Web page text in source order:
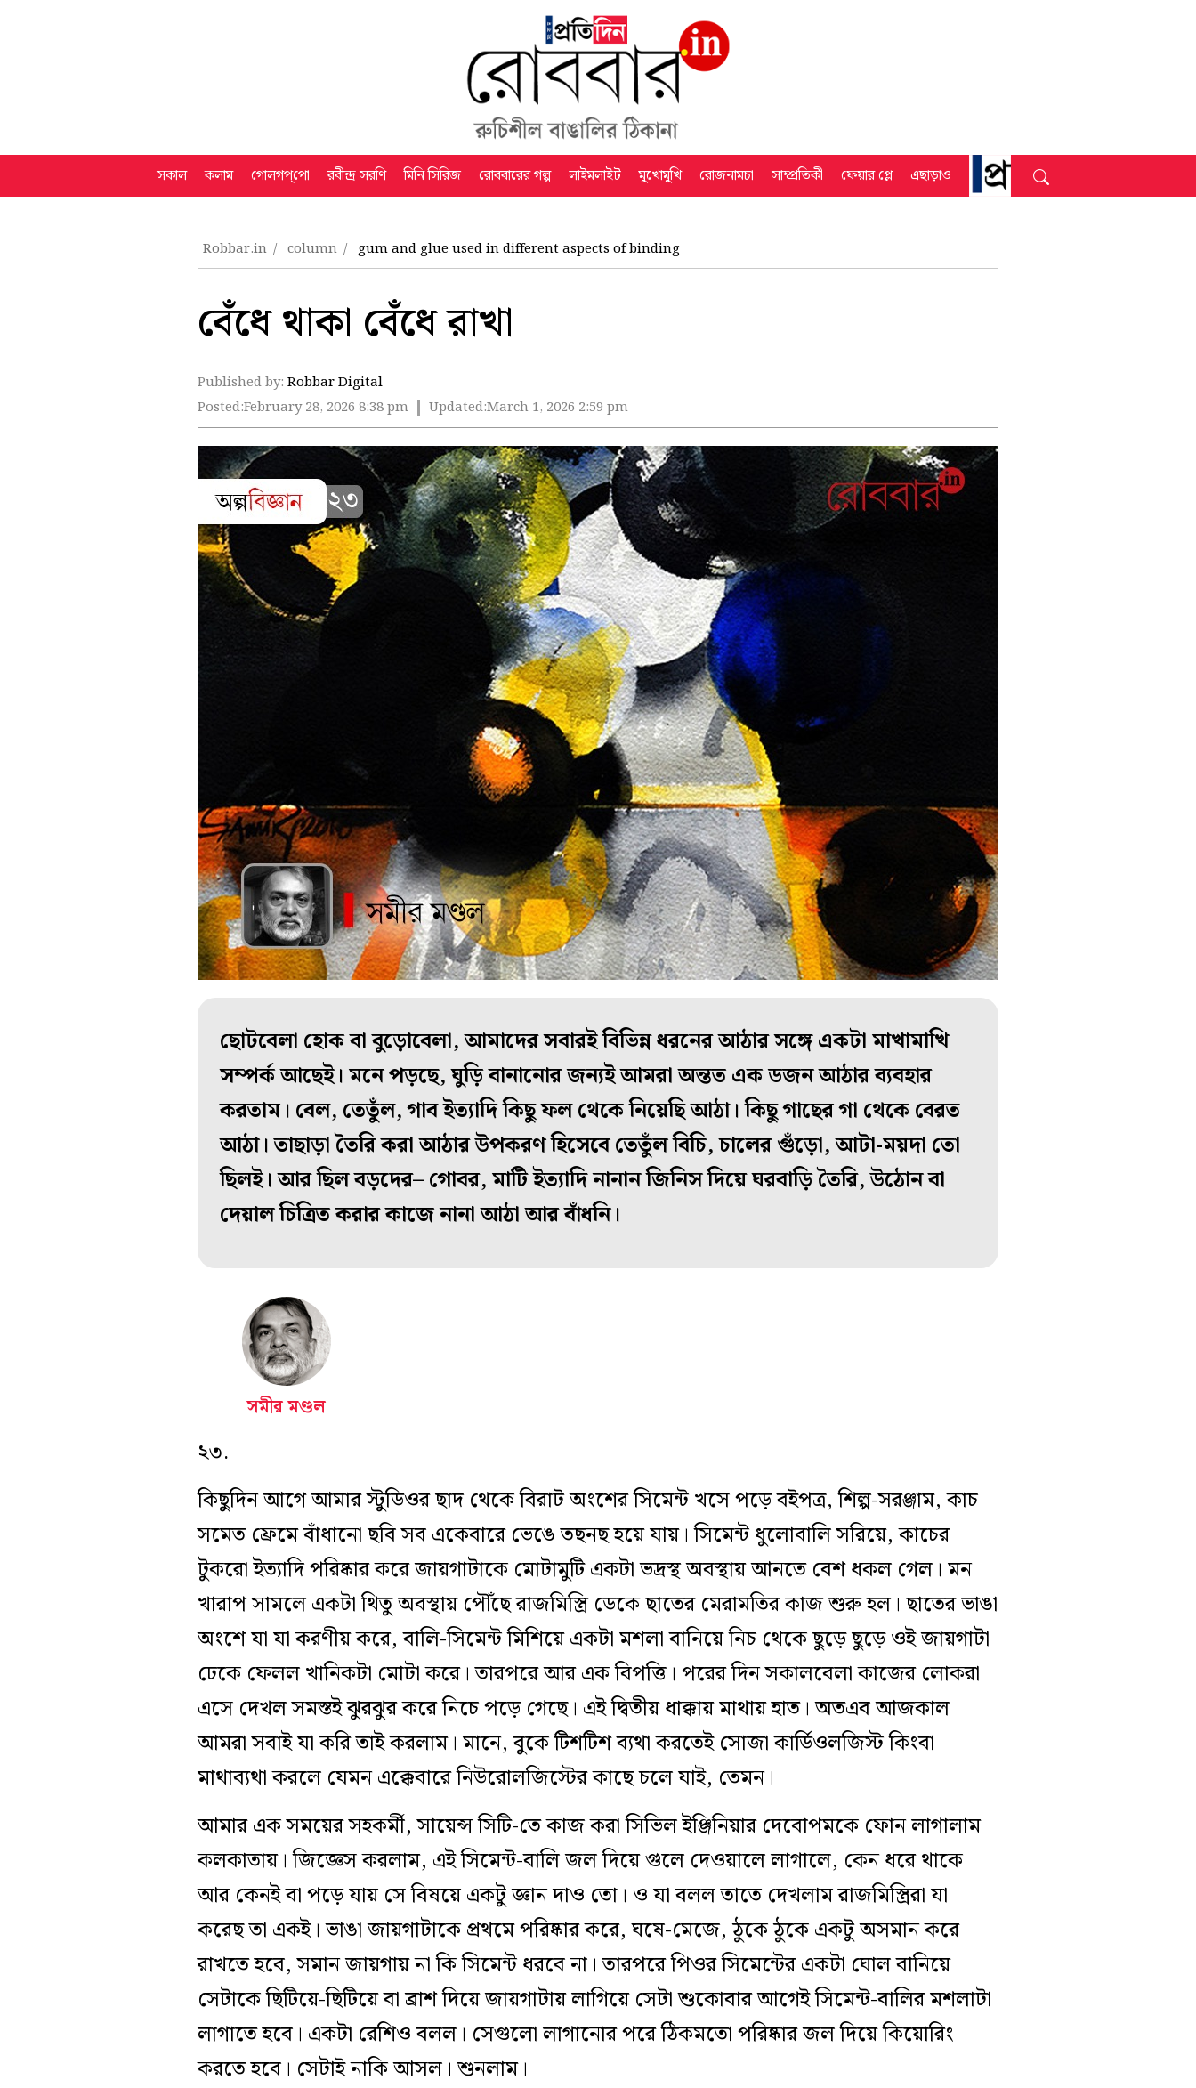
সকাল কলাম গোলগপ্‌পো রবীন্দ্র সরণি মিনি সিরিজ রোববারের গল্প লাইমলাইট মুখোমুখি রোজনামচা সাম্প্রতিকী ফেয়ার প্লে এছাড়াও
Robbar.in column gum and glue used in different aspects of binding
বেঁধে থাকা বেঁধে রাখা
Published by: Robbar Digital
Posted:February 28, 2026 8:38 pm Updated:March 1, 2026 2:59 pm
ছোটবেলা হোক বা বুড়োবেলা, আমাদের সবারই বিভিন্ন ধরনের আঠার সঙ্গে একটা মাখামাখি
সম্পর্ক আছেই। মনে পড়ছে, ঘুড়ি বানানোর জন্যই আমরা অন্তত এক ডজন আঠার ব্যবহার
করতাম। বেল, তেতুঁল, গাব ইত্যাদি কিছু ফল থেকে নিয়েছি আঠা। কিছু গাছের গা থেকে বেরত
আঠা। তাছাড়া তৈরি করা আঠার উপকরণ হিসেবে তেতুঁল বিচি, চালের গুঁড়ো, আটা-ময়দা তো
ছিলই। আর ছিল বড়দের– গোবর, মাটি ইত্যাদি নানান জিনিস দিয়ে ঘরবাড়ি তৈরি, উঠোন বা
দেয়াল চিত্রিত করার কাজে নানা আঠা আর বাঁধনি।
সমীর মণ্ডল
২৩.
কিছুদিন আগে আমার স্টুডিওর ছাদ থেকে বিরাট অংশের সিমেন্ট খসে পড়ে বইপত্র, শিল্প-সরঞ্জাম, কাচ
সমেত ফ্রেমে বাঁধানো ছবি সব একেবারে ভেঙে তছনছ হয়ে যায়। সিমেন্ট ধুলোবালি সরিয়ে, কাচের
টুকরো ইত্যাদি পরিষ্কার করে জায়গাটাকে মোটামুটি একটা ভদ্রস্থ অবস্থায় আনতে বেশ ধকল গেল। মন
খারাপ সামলে একটা থিতু অবস্থায় পৌঁছে রাজমিস্ত্রি ডেকে ছাতের মেরামতির কাজ শুরু হল। ছাতের ভাঙা
অংশে যা যা করণীয় করে, বালি-সিমেন্ট মিশিয়ে একটা মশলা বানিয়ে নিচ থেকে ছুড়ে ছুড়ে ওই জায়গাটা
ঢেকে ফেলল খানিকটা মোটা করে। তারপরে আর এক বিপত্তি। পরের দিন সকালবেলা কাজের লোকরা
এসে দেখল সমস্তই ঝুরঝুর করে নিচে পড়ে গেছে। এই দ্বিতীয় ধাক্কায় মাথায় হাত। অতএব আজকাল
আমরা সবাই যা করি তাই করলাম। মানে, বুকে টিশটিশ ব্যথা করতেই সোজা কার্ডিওলজিস্ট কিংবা
মাথাব্যথা করলে যেমন এক্কেবারে নিউরোলজিস্টের কাছে চলে যাই, তেমন।
আমার এক সময়ের সহকর্মী, সায়েন্স সিটি-তে কাজ করা সিভিল ইঞ্জিনিয়ার দেবোপমকে ফোন লাগালাম
কলকাতায়। জিজ্ঞেস করলাম, এই সিমেন্ট-বালি জল দিয়ে গুলে দেওয়ালে লাগালে, কেন ধরে থাকে
আর কেনই বা পড়ে যায় সে বিষয়ে একটু জ্ঞান দাও তো। ও যা বলল তাতে দেখলাম রাজমিস্ত্রিরা যা
করেছ তা একই। ভাঙা জায়গাটাকে প্রথমে পরিষ্কার করে, ঘষে-মেজে, ঠুকে ঠুকে একটু অসমান করে
রাখতে হবে, সমান জায়গায় না কি সিমেন্ট ধরবে না। তারপরে পিওর সিমেন্টের একটা ঘোল বানিয়ে
সেটাকে ছিটিয়ে-ছিটিয়ে বা ব্রাশ দিয়ে জায়গাটায় লাগিয়ে সেটা শুকোবার আগেই সিমেন্ট-বালির মশলাটা
লাগাতে হবে। একটা রেশিও বলল। সেগুলো লাগানোর পরে ঠিকমতো পরিষ্কার জল দিয়ে কিয়োরিং
করতে হবে। সেটাই নাকি আসল। শুনলাম।